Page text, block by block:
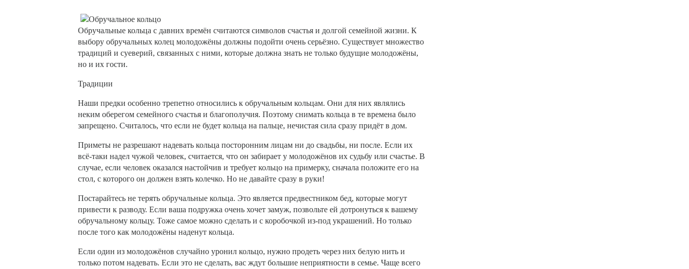
Обручальные кольца с давних времён считаются символов счастья и долгой семейной жизни. К
выбору обручальных колец молодожёны должны подойти очень серьёзно. Существует множество
традиций и суеверий, связанных с ними, которые должна знать не только будущие молодожёны,
но и их гости.
Традиции
Наши предки особенно трепетно относились к обручальным кольцам. Они для них являлись
неким оберегом семейного счастья и благополучия. Поэтому снимать кольца в те времена было
запрещено. Считалось, что если не будет кольца на пальце, нечистая сила сразу придёт в дом.
Приметы не разрешают надевать кольца посторонним лицам ни до свадьбы, ни после. Если их
всё-таки надел чужой человек, считается, что он забирает у молодожёнов их судьбу или счастье. В
случае, если человек оказался настойчив и требует кольцо на примерку, сначала положите его на
стол, с которого он должен взять колечко. Но не давайте сразу в руки!
Постарайтесь не терять обручальные кольца. Это является предвестником бед, которые могут
привести к разводу. Если ваша подружка очень хочет замуж, позвольте ей дотронуться к вашему
обручальному кольцу. Тоже самое можно сделать и с коробочкой из-под украшений. Но только
после того как молодожёны наденут кольца.
Если один из молодожёнов случайно уронил кольцо, нужно продеть через них белую нить и
только потом надевать. Если это не сделать, вас ждут большие неприятности в семье. Чаще всего